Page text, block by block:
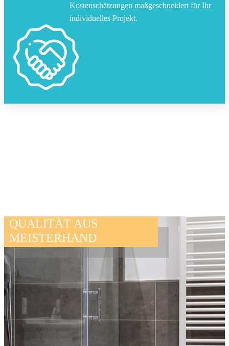
Kostenschätzungen maßgeschneidert für Ihr
individuelles Projekt.
QUALITÄT AUS
MEISTERHAND